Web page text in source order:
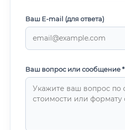
Ваш E-mail (для ответа)
Ваш вопрос или сообщение *